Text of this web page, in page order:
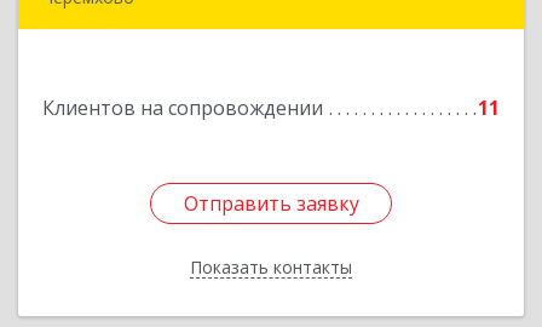
Клиентов на сопровождении 11
Отправить заявку
Показать контакты
Отправить заявку
Назад